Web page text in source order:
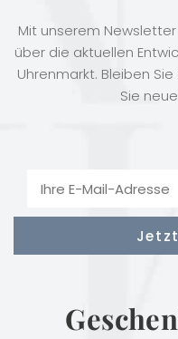
Mit unserem
über die aktuellen
Uhrenmarkt. Bleiben
Sie